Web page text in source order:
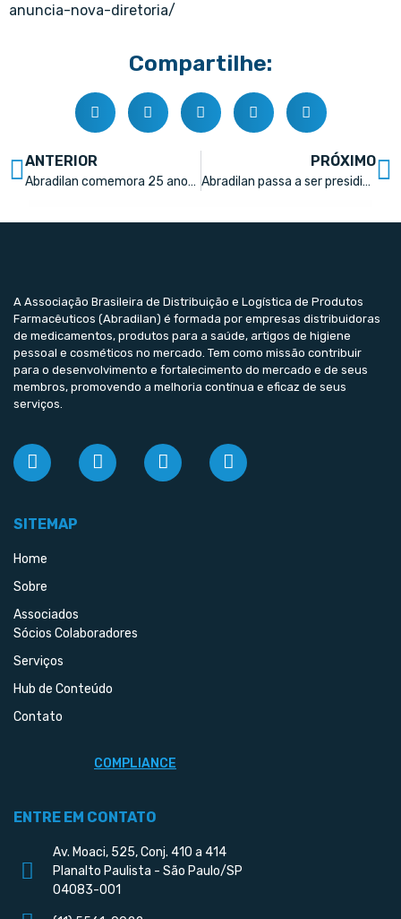
anuncia-nova-diretoria/
Compartilhe:
ANTERIOR
Abradilan comemora 25 anos de mercado e anuncia novo conselho diretivo
PRÓXIMO
Abradilan passa a ser presidida por Juliano Vinhal
A Associação Brasileira de Distribuição e Logística de Produtos
Farmacêuticos (Abradilan) é formada por empresas distribuidoras
de medicamentos, produtos para a saúde, artigos de higiene
pessoal e cosméticos no mercado. Tem como missão contribuir
para o desenvolvimento e fortalecimento do mercado e de seus
membros, promovendo a melhoria contínua e eficaz de seus
serviços.
SITEMAP
Home
Sobre
Associados
Sócios Colaboradores
Serviços
Hub de Conteúdo
Contato
COMPLIANCE
ENTRE EM CONTATO
Av. Moaci, 525, Conj. 410 a 414
Planalto Paulista - São Paulo/SP
04083-001